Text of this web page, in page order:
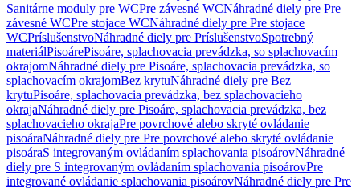
Sanitárne moduly pre WCPre závesné WCNáhradné diely pre Pre
závesné WCPre stojace WCNáhradné diely pre Pre stojace
WCPríslušenstvoNáhradné diely pre PríslušenstvoSpotrebný
materiálPisoárePisoáre, splachovacia prevádzka, so splachovacím
okrajomNáhradné diely pre Pisoáre, splachovacia prevádzka, so
splachovacím okrajomBez krytuNáhradné diely pre Bez
krytuPisoáre, splachovacia prevádzka, bez splachovacieho
okrajaNáhradné diely pre Pisoáre, splachovacia prevádzka, bez
splachovacieho okrajaPre povrchové alebo skryté ovládanie
pisoáraNáhradné diely pre Pre povrchové alebo skryté ovládanie
pisoáraS integrovaným ovládaním splachovania pisoárovNáhradné
diely pre S integrovaným ovládaním splachovania pisoárovPre
integrované ovládanie splachovania pisoárovNáhradné diely pre Pre